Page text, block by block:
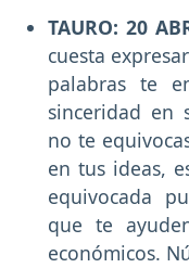
TAURO: 20
cuesta
palabras te
sinceridad en
no te
en tus ideas,
equivocada
que te
económicos.